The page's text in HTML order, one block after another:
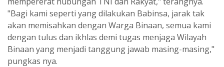
"Bagi kami seperti yang dilakukan Babinsa, jarak tak
akan memisahkan dengan Warga Binaan, semua kami
dengan tulus dan ikhlas demi tugas menjaga Wilayah
Binaan yang menjadi tanggung jawab masing-masing,"
pungkas nya.